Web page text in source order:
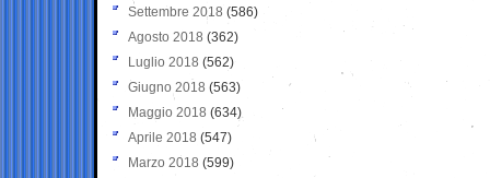
Settembre 2018 (586)
Agosto 2018 (362)
Luglio 2018 (562)
Giugno 2018 (563)
Maggio 2018 (634)
Aprile 2018 (547)
Marzo 2018 (599)